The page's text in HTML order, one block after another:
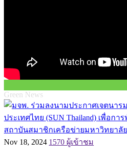
Green News
Nov 18, 2024 1570 ผู้เข้าชม